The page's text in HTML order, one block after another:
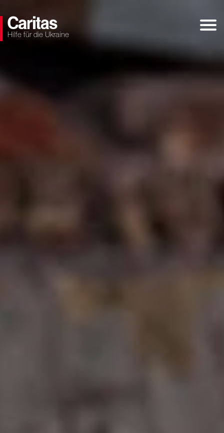
Hilfe für die Ukraine